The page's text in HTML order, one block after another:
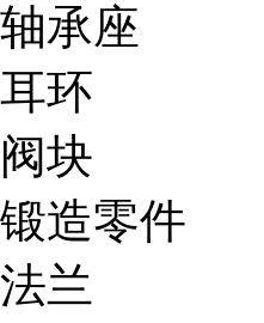
轴承座
耳环
阀块
锻造零件
法兰